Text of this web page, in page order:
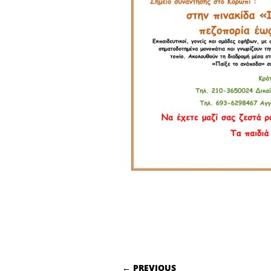
POST NAVIGATION
← PREVIOUS